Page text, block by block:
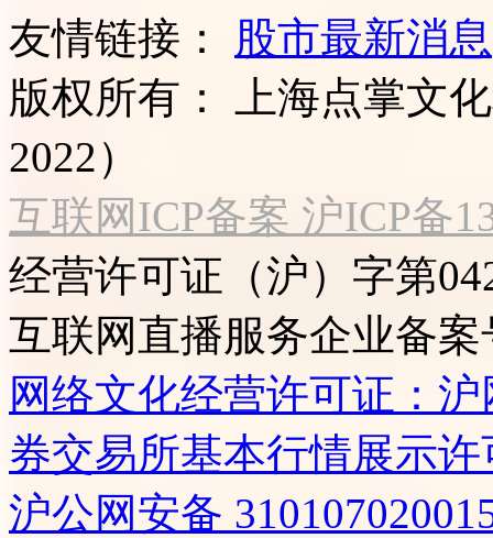
友情链接：
股市最新消息
版权所有：
上海点掌文
2022）
互联网ICP备案 沪ICP备
经营许可证（沪）字第
互联网直播服务企业备案
网络文化经营许可证：
券交易所基本行情展示许
沪公网安备